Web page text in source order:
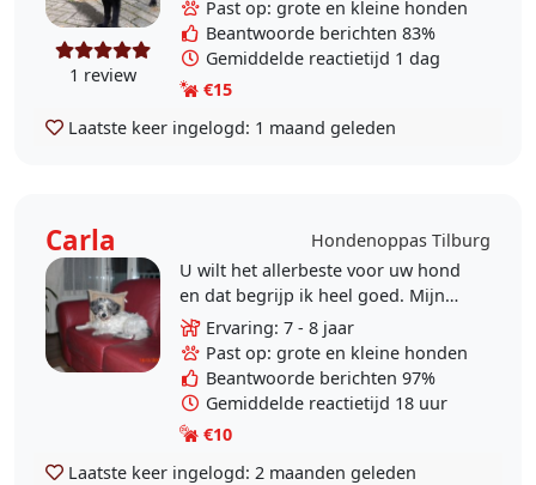
1 review
binnen liggen, buiten in de..
Past op: grote en kleine honden
Beantwoorde berichten 83%
Gemiddelde reactietijd 1 dag
€15
Laatste keer ingelogd: 1 maand geleden
Carla
Hondenoppas Tilburg
U wilt het allerbeste voor uw hond
en dat begrijp ik heel goed. Mijn
hond heb ik ruim 18 jaar bij me
mogen hebben. Het afscheid viel zo
zwaar dat ik..
Ervaring: 7 - 8 jaar
Past op: grote en kleine honden
Beantwoorde berichten 97%
Gemiddelde reactietijd 18 uur
€10
Laatste keer ingelogd: 2 maanden geleden